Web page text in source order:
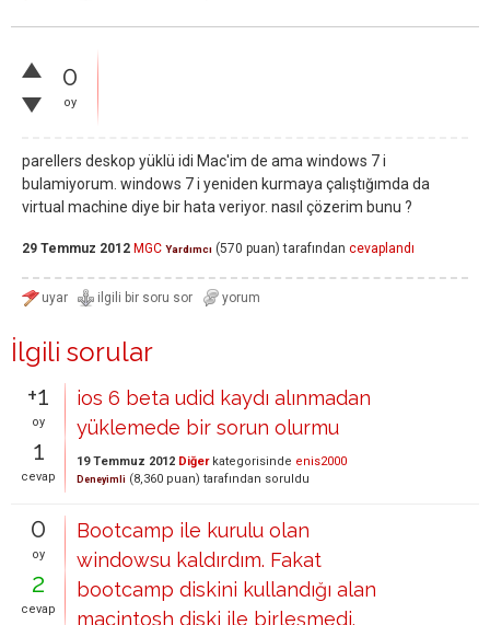
0
oy
parellers deskop yüklü idi Mac'im de ama windows 7 i
bulamiyorum. windows 7 i yeniden kurmaya çalıştığımda da
virtual machine diye bir hata veriyor. nasıl çözerim bunu ?
29 Temmuz 2012 MGC Yardımcı (570 puan) tarafından cevaplandı
İlgili sorular
+1
oy
1
cevap
ios 6 beta udid kaydı alınmadan
yüklemede bir sorun olurmu
19 Temmuz 2012 Diğerkategorisinde enis2000
Deneyimli (8,360 puan) tarafından soruldu
0
oy
2
cevap
Bootcamp ile kurulu olan
windowsu kaldırdım. Fakat
bootcamp diskini kullandığı alan
macintosh diski ile birleşmedi.